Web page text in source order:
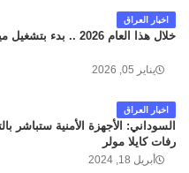
كان سبب الحادث يعود لتصادم عجلته
تابعة لشركة الهلال الماسكة لإعمار
سائلين الله عز وجل ان يتغمد الفقيد
اخبار العراق
خلال هذا العام 2026 .. بدء بتشغيل ميناء الفاو الكبير .
يناير 05, 2026
اخبار العراق
السوداني: الأجهزة الأمنية ستباشر
رفات كايلا مولر
أبريل 18, 2024